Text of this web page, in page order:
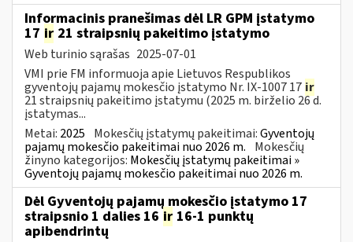
Informacinis pranešimas dėl LR GPM įstatymo
17 ir 21 straipsnių pakeitimo įstatymo
Web turinio sąrašas 2025-07-01
VMI prie FM informuoja apie Lietuvos Respublikos
gyventojų pajamų mokesčio įstatymo Nr. IX-1007 17 ir
21 straipsnių pakeitimo įstatymu (2025 m. birželio 26 d.
įstatymas...
Metai: 2025 Mokesčių įstatymų pakeitimai:Gyventojų
pajamų mokesčio pakeitimai nuo 2026 m. Mokesčių
žinyno kategorijos: Mokesčių įstatymų pakeitimai »
Gyventojų pajamų mokesčio pakeitimai nuo 2026 m.
Dėl Gyventojų pajamų mokesčio įstatymo 17
straipsnio 1 dalies 16 ir 16-1 punktų
apibendrintų